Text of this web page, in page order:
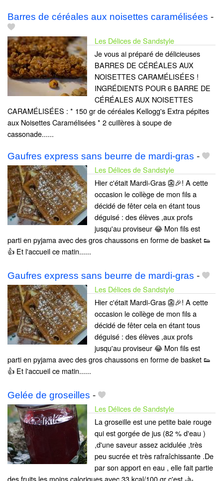
Barres de céréales aux noisettes caramélisées -
Les Délices de Sandstyle
Je vous ai préparé de délicieuses
BARRES DE CÉRÉALES AUX
NOISETTES CARAMÉLISÉES !
INGRÉDIENTS POUR 6 BARRE DE
CÉRÉALES AUX NOISETTES
CARAMÉLISÉES : * 150 gr de céréales Kellogg's Extra pépites
aux Noisettes Caramélisées * 2 cuillères à soupe de
cassonade......
Gaufres express sans beurre de mardi-gras -
Les Délices de Sandstyle
Hier c'était Mardi-Gras 👺🎉! A cette
occasion le collège de mon fils a
décidé de fêter cela en étant tous
déguisé : des élèves ,aux profs
jusqu'au proviseur 😂 Mon fils est
parti en pyjama avec des gros chaussons en forme de basket 👟
👍 Et l'accueil ce matin......
Gaufres express sans beurre de mardi-gras -
Les Délices de Sandstyle
Hier c'était Mardi-Gras 👺🎉! A cette
occasion le collège de mon fils a
décidé de fêter cela en étant tous
déguisé : des élèves ,aux profs
jusqu'au proviseur 😂 Mon fils est
parti en pyjama avec des gros chaussons en forme de basket 👟
👍 Et l'accueil ce matin......
Gelée de groseilles -
Les Délices de Sandstyle
La groseille est une petite baie rouge
qui est gorgée de jus (82 % d'eau )
,d'une saveur assez acidulée ,très
peu sucrée et très rafraîchissante .De
par son apport en eau , elle fait partie